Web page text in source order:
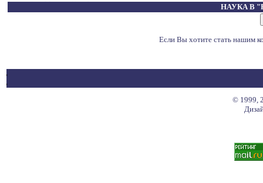
НАУКА В
Если Вы хотите стать нашим
© 1999,